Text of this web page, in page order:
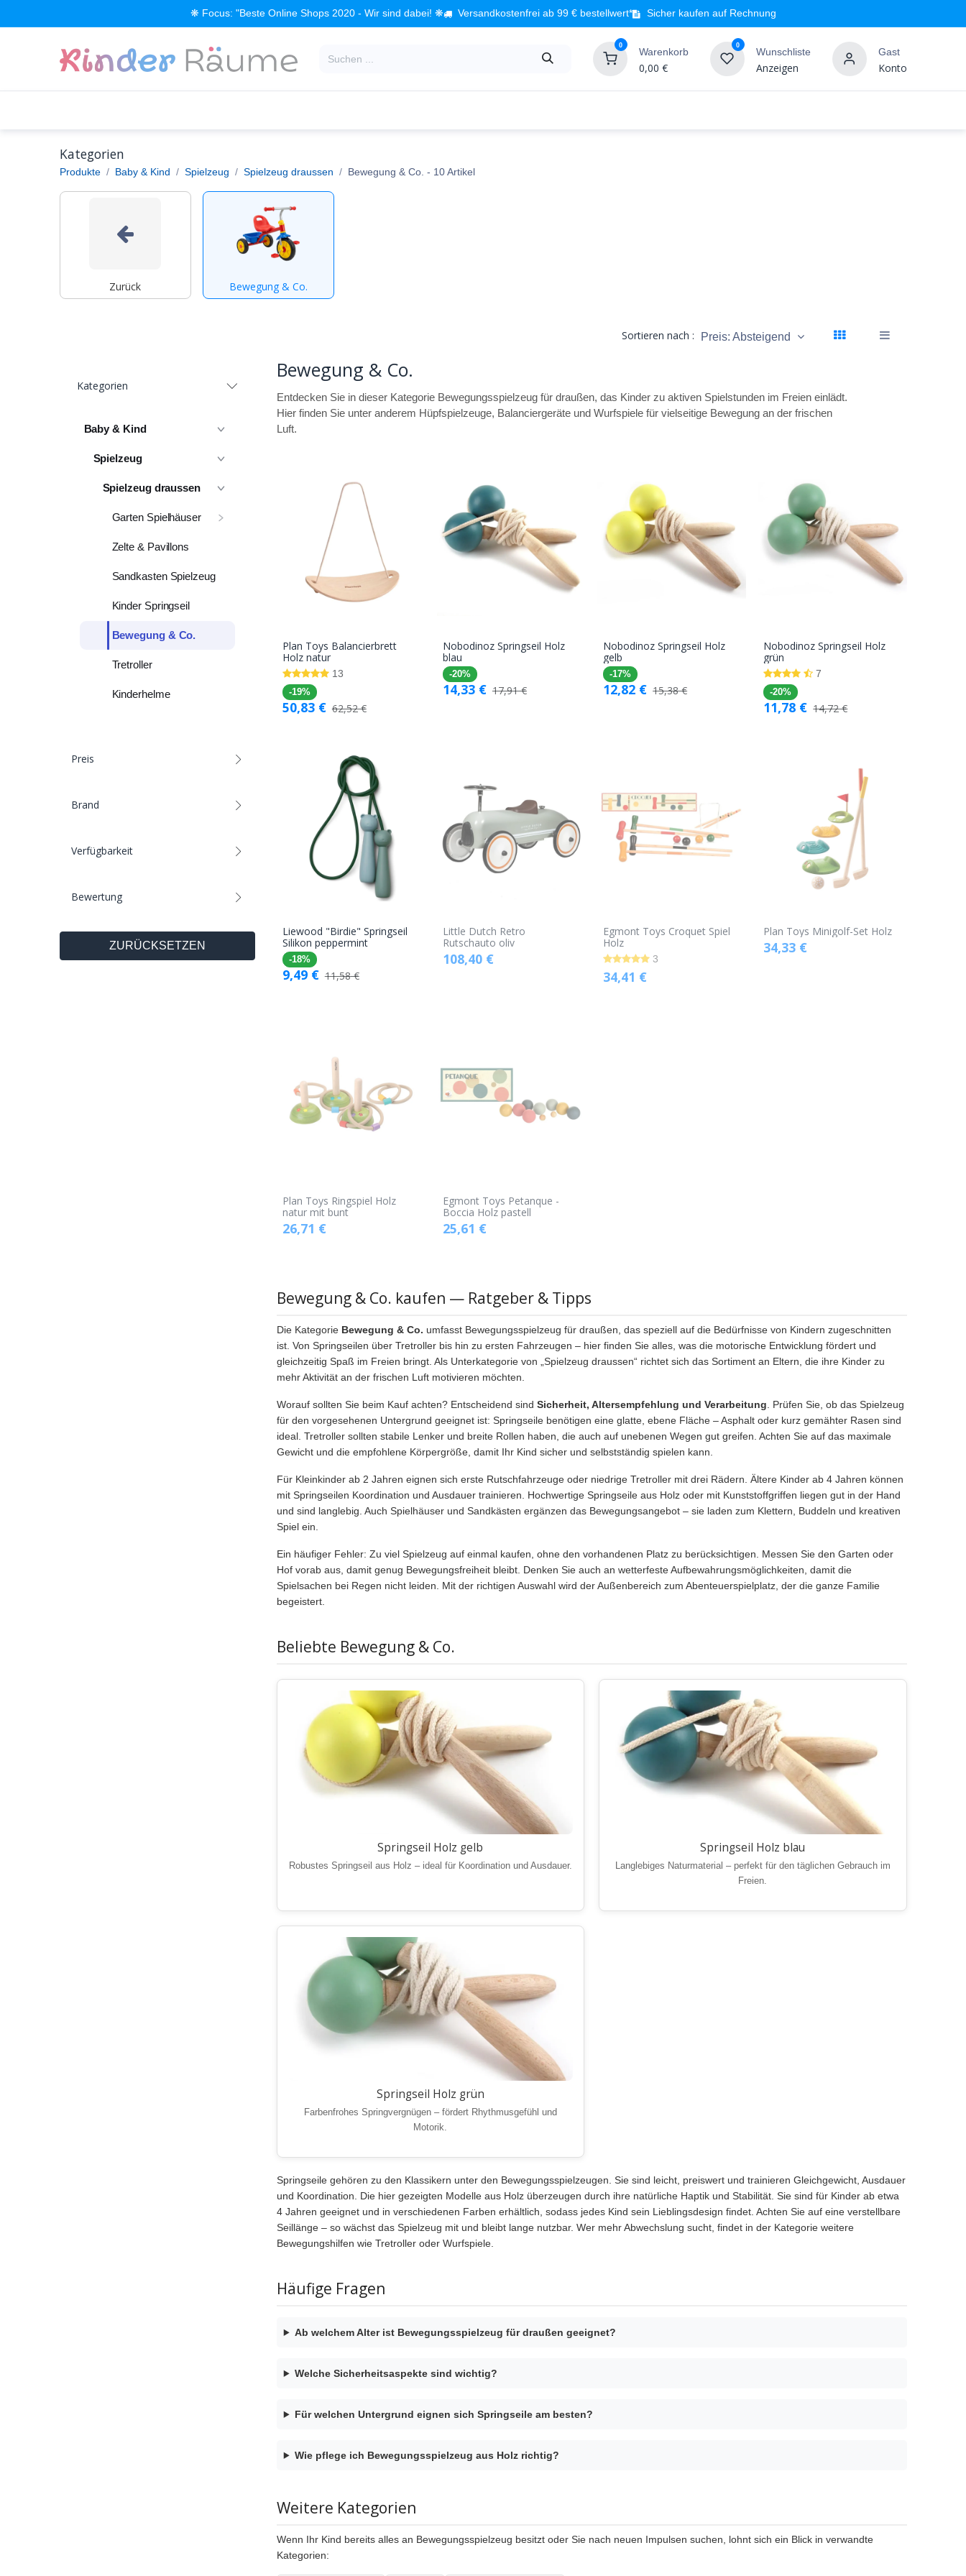
❋ Focus: "Beste Online Shops 2020 - Wir sind dabei! ❋ Versandkostenfrei ab 99 € bestellwert* Sicher kaufen auf Rechnung
0
Warenkorb
0,00 €
0
Wunschliste
Anzeigen
Gast
Konto
Kategorien
Produkte Baby & Kind Spielzeug Spielzeug draussen Bewegung & Co. - 10 Artikel
Zurück Bewegung & Co.
Sortieren nach : Preis: Absteigend
Kategorien
Baby & Kind
Spielzeug
Spielzeug draussen
Garten Spielhäuser
Zelte & Pavillons
Sandkasten Spielzeug
Kinder Springseil
Bewegung & Co.
Tretroller
Kinderhelme
Preis
Brand
Verfügbarkeit
Bewertung
ZURÜCKSETZEN
Bewegung & Co.
Entdecken Sie in dieser Kategorie Bewegungsspielzeug für draußen, das Kinder zu aktiven Spielstunden im Freien einlädt.
Hier finden Sie unter anderem Hüpfspielzeuge, Balanciergeräte und Wurfspiele für vielseitige Bewegung an der frischen
Luft.
Warenkorb
Plan Toys Balancierbrett
Holz natur
13
-19%
50,83€ 62,52€
In den
Nobodinoz Springseil Holz
blau
-20%
14,33€ 17,91€
In den
Nobodinoz Springseil Holz
gelb
-17%
12,82 € 15,38€
In den
Warenkorb
Nobodinoz Springseil Holz
grün
7
-20%
11,78 € 14,72€
In den
Liewood "Birdie" Springseil
Silikon peppermint
-18%
9,49€ 11,58€
Little Dutch Retro
Rutschauto oliv
108,40€
Egmont Toys Croquet Spiel
Holz
3
34,41 €
Plan Toys Minigolf-Set Holz
34,33 €
Plan Toys Ringspiel Holz
natur mit bunt
26,71 €
Egmont Toys Petanque -
Boccia Holz pastell
25,61 €
Bewegung & Co. kaufen — Ratgeber & Tipps
Die Kategorie Bewegung & Co. umfasst Bewegungsspielzeug für draußen, das speziell auf die Bedürfnisse von Kindern zugeschnitten
ist. Von Springseilen über Tretroller bis hin zu ersten Fahrzeugen – hier finden Sie alles, was die motorische Entwicklung fördert und
gleichzeitig Spaß im Freien bringt. Als Unterkategorie von „Spielzeug draussen“ richtet sich das Sortiment an Eltern, die ihre Kinder zu
mehr Aktivität an der frischen Luft motivieren möchten.
Worauf sollten Sie beim Kauf achten? Entscheidend sind Sicherheit, Altersempfehlung und Verarbeitung . Prüfen Sie, ob das Spielzeug
für den vorgesehenen Untergrund geeignet ist: Springseile benötigen eine glatte, ebene Fläche – Asphalt oder kurz gemähter Rasen sind
ideal. Tretroller sollten stabile Lenker und breite Rollen haben, die auch auf unebenen Wegen gut greifen. Achten Sie auf das maximale
Gewicht und die empfohlene Körpergröße, damit Ihr Kind sicher und selbstständig spielen kann.
Für Kleinkinder ab 2 Jahren eignen sich erste Rutschfahrzeuge oder niedrige Tretroller mit drei Rädern. Ältere Kinder ab 4 Jahren können
mit Springseilen Koordination und Ausdauer trainieren. Hochwertige Springseile aus Holz oder mit Kunststoffgriffen liegen gut in der Hand
und sind langlebig. Auch Spielhäuser und Sandkästen ergänzen das Bewegungsangebot – sie laden zum Klettern, Buddeln und kreativen
Spiel ein.
Ein häufiger Fehler: Zu viel Spielzeug auf einmal kaufen, ohne den vorhandenen Platz zu berücksichtigen. Messen Sie den Garten oder
Hof vorab aus, damit genug Bewegungsfreiheit bleibt. Denken Sie auch an wetterfeste Aufbewahrungsmöglichkeiten, damit die
Spielsachen bei Regen nicht leiden. Mit der richtigen Auswahl wird der Außenbereich zum Abenteuerspielplatz, der die ganze Familie
begeistert.
Beliebte Bewegung & Co.
Springseil Holz gelb
Robustes Springseil aus Holz – ideal für Koordination und Ausdauer.
Springseil Holz blau
Langlebiges Naturmaterial – perfekt für den täglichen Gebrauch im
Freien.
Springseil Holz grün
Farbenfrohes Springvergnügen – fördert Rhythmusgefühl und
Motorik.
Springseile gehören zu den Klassikern unter den Bewegungsspielzeugen. Sie sind leicht, preiswert und trainieren Gleichgewicht, Ausdauer
und Koordination. Die hier gezeigten Modelle aus Holz überzeugen durch ihre natürliche Haptik und Stabilität. Sie sind für Kinder ab etwa
4 Jahren geeignet und in verschiedenen Farben erhältlich, sodass jedes Kind sein Lieblingsdesign findet. Achten Sie auf eine verstellbare
Seillänge – so wächst das Spielzeug mit und bleibt lange nutzbar. Wer mehr Abwechslung sucht, findet in der Kategorie weitere
Bewegungshilfen wie Tretroller oder Wurfspiele.
Häufige Fragen
Ab welchem Alter ist Bewegungsspielzeug für draußen geeignet?
Welche Sicherheitsaspekte sind wichtig?
Für welchen Untergrund eignen sich Springseile am besten?
Wie pflege ich Bewegungsspielzeug aus Holz richtig?
Weitere Kategorien
Wenn Ihr Kind bereits alles an Bewegungsspielzeug besitzt oder Sie nach neuen Impulsen suchen, lohnt sich ein Blick in verwandte
Kategorien: